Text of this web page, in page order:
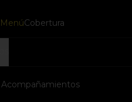
MenúCobertura
Acompañamientos